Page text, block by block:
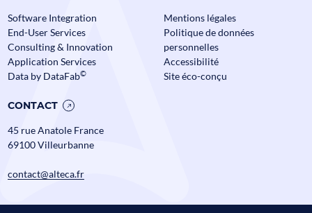
Software Integration
End-User Services
Consulting & Innovation
Application Services
Data by DataFab©
Mentions légales
Politique de données
personnelles
Accessibilité
Site éco-conçu
CONTACT
45 rue Anatole France
69100 Villeurbanne
contact@alteca.fr